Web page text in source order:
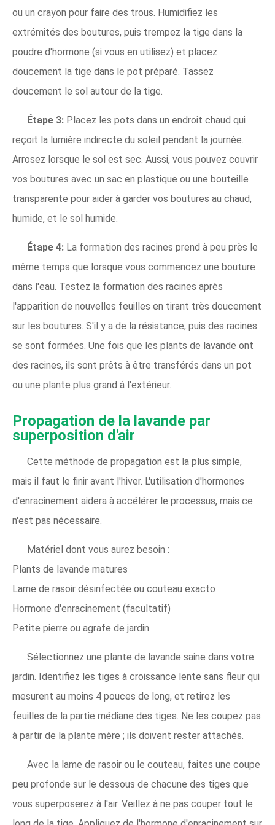
ou un crayon pour faire des trous. Humidifiez les
extrémités des boutures, puis trempez la tige dans la
poudre d'hormone (si vous en utilisez) et placez
doucement la tige dans le pot préparé. Tassez
doucement le sol autour de la tige.
Étape 3: Placez les pots dans un endroit chaud qui
reçoit la lumière indirecte du soleil pendant la journée.
Arrosez lorsque le sol est sec. Aussi, vous pouvez couvrir
vos boutures avec un sac en plastique ou une bouteille
transparente pour aider à garder vos boutures au chaud,
humide, et le sol humide.
Étape 4: La formation des racines prend à peu près le
même temps que lorsque vous commencez une bouture
dans l'eau. Testez la formation des racines après
l'apparition de nouvelles feuilles en tirant très doucement
sur les boutures. S'il y a de la résistance, puis des racines
se sont formées. Une fois que les plants de lavande ont
des racines, ils sont prêts à être transférés dans un pot
ou une plante plus grand à l'extérieur.
Propagation de la lavande par
superposition d'air
Cette méthode de propagation est la plus simple,
mais il faut le finir avant l'hiver. L'utilisation d'hormones
d'enracinement aidera à accélérer le processus, mais ce
n'est pas nécessaire.
Matériel dont vous aurez besoin :
Plants de lavande matures
Lame de rasoir désinfectée ou couteau exacto
Hormone d'enracinement (facultatif)
Petite pierre ou agrafe de jardin
Sélectionnez une plante de lavande saine dans votre
jardin. Identifiez les tiges à croissance lente sans fleur qui
mesurent au moins 4 pouces de long, et retirez les
feuilles de la partie médiane des tiges. Ne les coupez pas
à partir de la plante mère ; ils doivent rester attachés.
Avec la lame de rasoir ou le couteau, faites une coupe
peu profonde sur le dessous de chacune des tiges que
vous superposerez à l'air. Veillez à ne pas couper tout le